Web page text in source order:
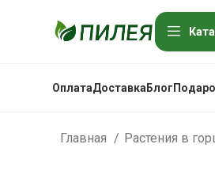
ОплатаДоставка Блог
Главная Растения в